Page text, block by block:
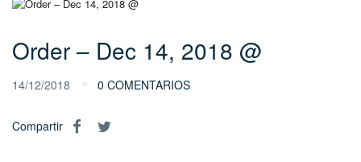
Order – Dec 14, 2018 @
14/12/2018 0 COMENTARIOS
Compartir